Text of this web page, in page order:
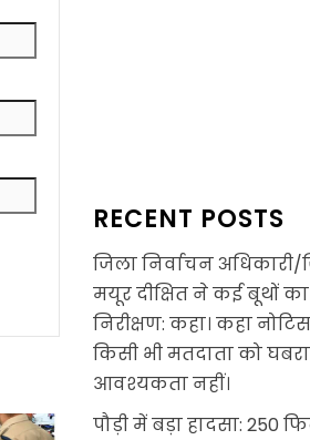
RECENT POSTS
जिला निर्वाचन अधिकारी/
मयूर दीक्षित ने कई बूथों
निरीक्षण: कहा। कहा
किसी भी मतदाता को
आवश्यकता नहीं।
पौड़ी में बड़ा हादसा: 250